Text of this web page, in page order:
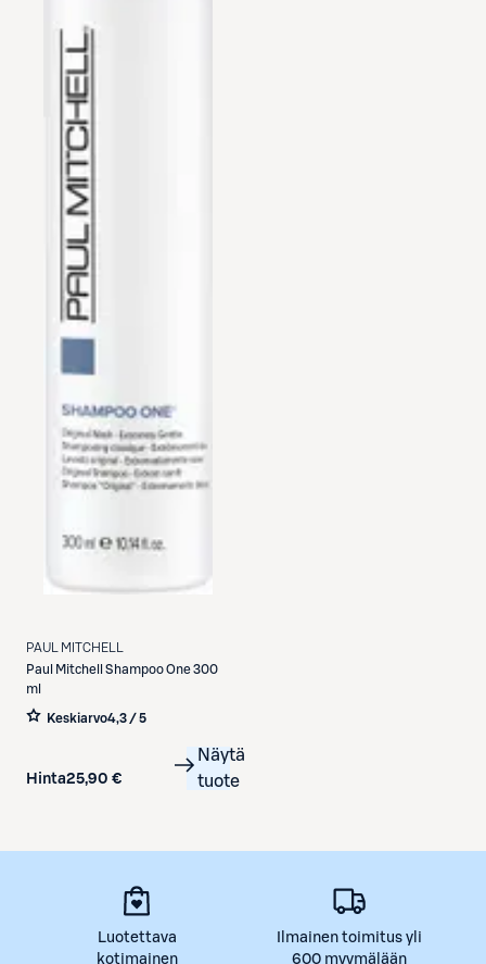
PAUL MITCHELL
Paul Mitchell
Shampoo One 300
ml
Keskiarvo4,3 / 5
Hinta25,90 €
Näytä
tuote
Luotettava
kotimainen
Ilmainen toimitus yli
600 myymälään